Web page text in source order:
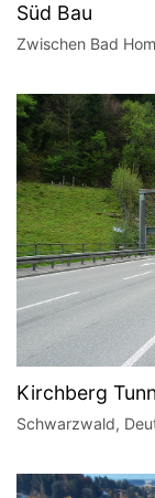
Süd Bau
Zwischen Bad
Kirchberg
Schwarzwald,